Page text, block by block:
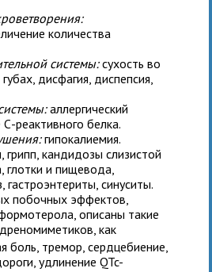
количества
системы:сухость во
дисфагия, диспепсия,
аллергический
реактивного белка.
гипокалиемия.
грипп, кандидозы слизистой
глотки и пищевода,
гастроэнтериты, синуситы.
побочных эффектов,
описаны такие
как
боль, тремор, сердцебиение,
удлинение QTc-